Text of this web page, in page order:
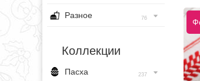
Разное 76
Коллекции
Пасха 237